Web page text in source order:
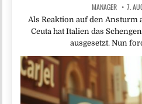
MANAGER 7.
Als Reaktion auf den Ansturm
Ceuta hat Italien das
ausgesetzt. Nun